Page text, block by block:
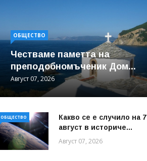
ОБЩЕСТВО
Честваме паметта на
преподобномъченик Дом...
Август 07, 2026
ОБЩЕСТВО
Какво се е случило на 7
август в историче...
Август 07, 2026